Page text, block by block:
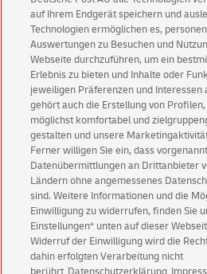
Keine News mehr
Für den Shop-Newsletter
Willkommensgutschein für eine
Jetzt anmelden und Rabatt
Kundenservice
Warnung vor gefälschtenE-Mails
auf Ihrem Endgerät speichern und
Technologien ermöglichen es,
Auswertungen zu Besuchen und
Webseite durchzuführen, um ein
Erlebnis zu bieten und Inhalte oder
jeweiligen Präferenzen und Interessen
gehört auch die Erstellung von
möglichst komfortabel und
gestalten und unsere
Ferner willigen Sie ein, dass
Datenübermittlungen an Drittanbieter
Ländern ohne angemessenes
sind. Weitere Informationen und die
Einwilligung zu widerrufen, finden Sie
Einstellungen“ unten auf dieser
Widerruf der Einwilligung wird die
dahin erfolgten Verarbeitung nicht